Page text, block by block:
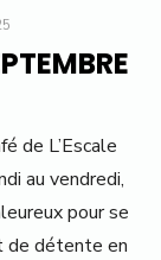
de L’Escale
au vendredi,
pour se
de détente en